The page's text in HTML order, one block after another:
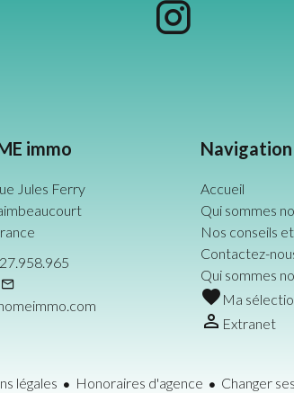
immo
Jules Ferry
Navigation
Accueil
Qui sommes
Nos conseils
Contactez-
Qui sommes
Ma
Extranet
légales Honoraires d'agence Changer